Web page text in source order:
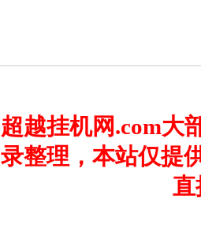
超越挂机网.com大
录整理，本站仅提
直